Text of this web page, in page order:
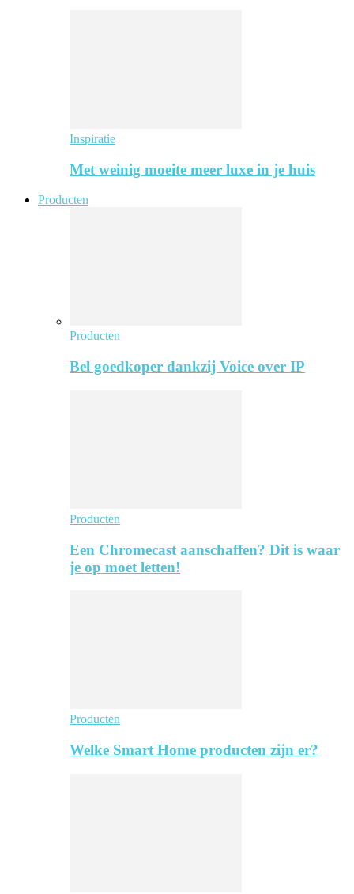
Inspiratie
Met weinig moeite meer luxe in je huis
Producten
Producten
Bel goedkoper dankzij Voice over IP
Producten
Een Chromecast aanschaffen? Dit is waar
je op moet letten!
Producten
Welke Smart Home producten zijn er?